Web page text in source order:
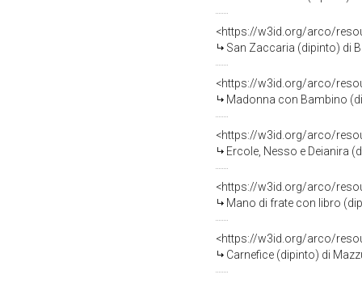
<https://w3id.org/arco/
San Zaccaria (dipinto) di
<https://w3id.org/arco/
Madonna con Bambino
<https://w3id.org/arco/
Ercole, Nesso e Deianira
<https://w3id.org/arco/
Mano di frate con libro
<https://w3id.org/arco/
Carnefice (dipinto) di